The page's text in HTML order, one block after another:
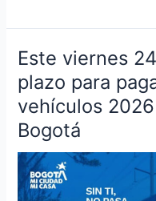
Este viernes
plazo para
vehículos
Bogotá
Este
viernes
24
de
julio:
vence
el
plazo